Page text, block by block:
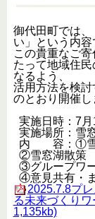
御代田町では
い」という内容
この貴重なご
たって地域住
なるよう、
活用方法を検
のとおり開催し
実施日時：7
実施場所：雪
内 容：①雪
②雪窓湖散策
③グループワ
④意見共有・
2025.7.8プ
る未来づくり
1,135kb)